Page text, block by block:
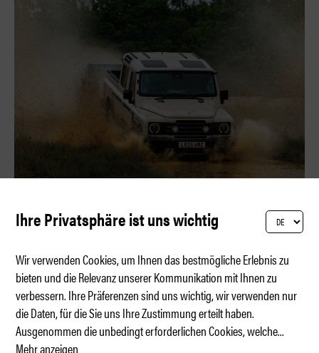
NEWS
Ihre Privatsphäre ist uns wichtig
Wir verwenden Cookies, um Ihnen das bestmögliche Erlebnis zu
bieten und die Relevanz unserer Kommunikation mit Ihnen zu
verbessern. Ihre Präferenzen sind uns wichtig, wir verwenden nur
die Daten, für die Sie uns Ihre Zustimmung erteilt haben.
Ausgenommen die unbedingt erforderlichen Cookies, welche...
Mehr anzeigen